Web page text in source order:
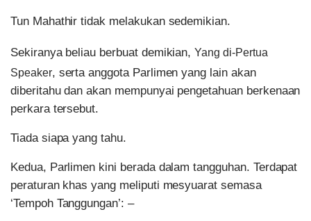
Tun Mahathir tidak melakukan sedemikian.
Sekiranya beliau berbuat demikian,Yang di-Pertua
Speaker, serta anggota Parlimen yang lain akan
diberitahu dan akan mempunyai pengetahuan berkenaan
perkara tersebut.
Tiada siapa yang tahu.
Kedua, Parlimen kini berada dalam tangguhan. Terdapat
peraturan khas yang meliputi mesyuarat semasa
‘Tempoh Tanggungan’: –